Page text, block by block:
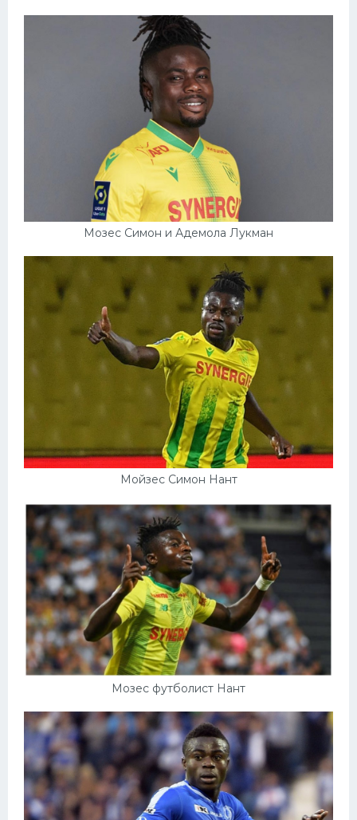
Мозес Симон и Адемола Лукман
Мойзес Симон Нант
Мозес футболист Нант